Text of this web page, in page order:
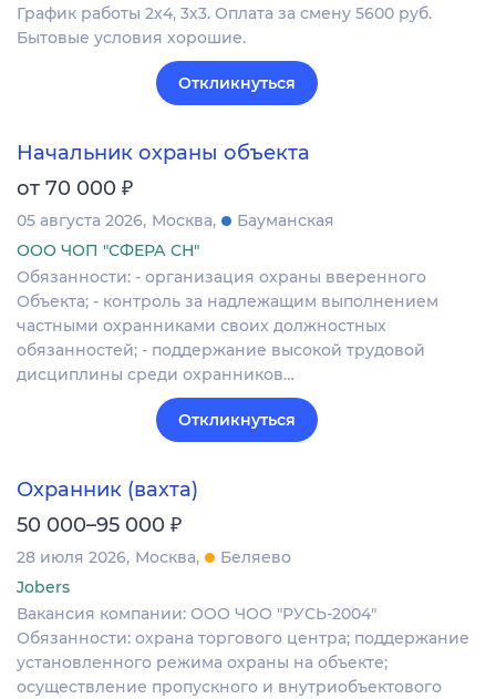
График работы 2х4, 3х3. Оплата за смену 5600 руб.
Бытовые условия хорошие.
Откликнуться
Начальник охраны объекта
от 70 000 ₽
05 августа 2026 Москва
Бауманская
ООО ЧОП "СФЕРА СН"
Обязанности: - организация охраны вверенного
Объекта; - контроль за надлежащим выполнением
частными охранниками своих должностных
обязанностей; - поддержание высокой трудовой
дисциплины среди охранников…
Откликнуться
Охранник (вахта)
50 000–95 000 ₽
28 июля 2026 Москва
Беляево
Jobers
Вакансия компании: ООО ЧОО "РУСЬ-2004"
Обязанности: охрана торгового центра; поддержание
установленного режима охраны на объекте;
осуществление пропускного и внутриобъектового